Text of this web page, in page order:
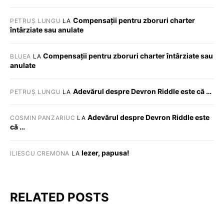
PETRUȘ LUNGU LA Compensații pentru zboruri charter
întârziate sau anulate
BLUEA LACompensații pentru zboruri charter întârziate sau
anulate
PETRUȘ LUNGU LA Adevărul despre Devron Riddle este că …
COSMIN PANZARIUC LA Adevărul despre Devron Riddle este
că …
ILIESCU CREMONA LA Iezer, papusa!
RELATED POSTS